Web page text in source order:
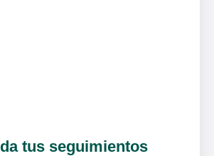
tus seguimientos